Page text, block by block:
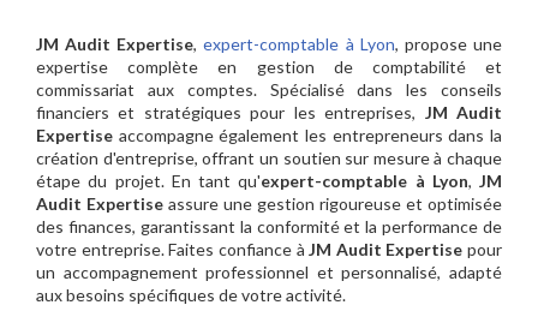
JM Audit Expertise,expert-comptable à Lyon, propose une
expertise complète en gestion de comptabilité et
commissariat aux comptes. Spécialisé dans les conseils
financiers et stratégiques pour les entreprises, JM Audit
Expertise accompagne également les entrepreneurs dans la
création d'entreprise, offrant un soutien sur mesure à chaque
étape du projet. En tant qu'expert-comptable à Lyon, JM
Audit Expertise assure une gestion rigoureuse et optimisée
des finances, garantissant la conformité et la performance de
votre entreprise. Faites confiance àJM Audit Expertise pour
un accompagnement professionnel et personnalisé, adapté
aux besoins spécifiques de votre activité.